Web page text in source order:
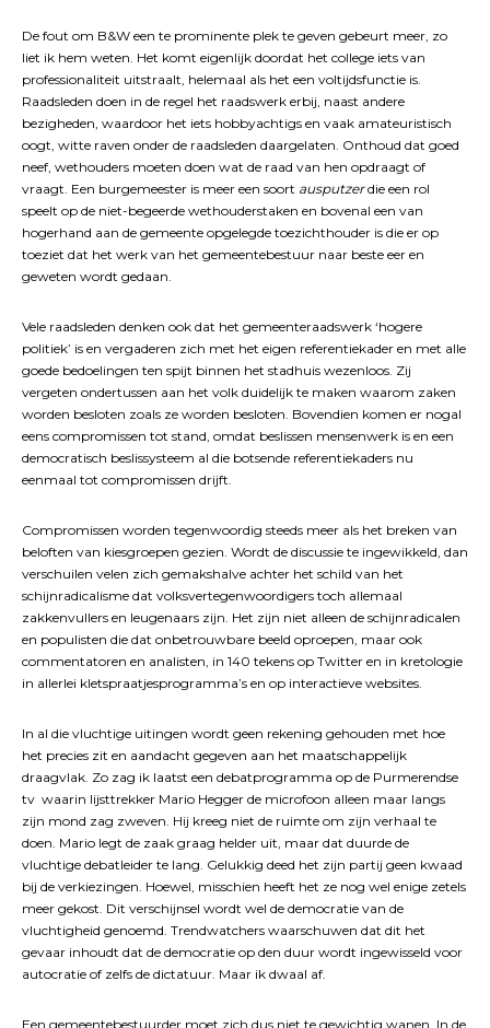
De fout om B&W een te prominente plek te geven gebeurt meer, zo
liet ik hem weten. Het komt eigenlijk doordat het college iets van
professionaliteit uitstraalt, helemaal als het een voltijdsfunctie is.
Raadsleden doen in de regel het raadswerk erbij, naast andere
bezigheden, waardoor het iets hobbyachtigs en vaak amateuristisch
oogt, witte raven onder de raadsleden daargelaten. Onthoud dat goed
neef, wethouders moeten doen wat de raad van hen opdraagt of
vraagt. Een burgemeester is meer een soort ausputzerdie een rol
speelt op de niet-begeerde wethouderstaken en bovenal een van
hogerhand aan de gemeente opgelegde toezichthouder is die er op
toeziet dat het werk van het gemeentebestuur naar beste eer en
geweten wordt gedaan.
Vele raadsleden denken ook dat het gemeenteraadswerk ‘hogere
politiek’ is en vergaderen zich met het eigen referentiekader en met alle
goede bedoelingen ten spijt binnen het stadhuis wezenloos. Zij
vergeten ondertussen aan het volk duidelijk te maken waarom zaken
worden besloten zoals ze worden besloten. Bovendien komen er nogal
eens compromissen tot stand, omdat beslissen mensenwerk is en een
democratisch beslissysteem al die botsende referentiekaders nu
eenmaal tot compromissen drijft.
Compromissen worden tegenwoordig steeds meer als het breken van
beloften van kiesgroepen gezien. Wordt de discussie te ingewikkeld, dan
verschuilen velen zich gemakshalve achter het schild van het
schijnradicalisme dat volksvertegenwoordigers toch allemaal
zakkenvullers en leugenaars zijn. Het zijn niet alleen de schijnradicalen
en populisten die dat onbetrouwbare beeld oproepen, maar ook
commentatoren en analisten, in 140 tekens op Twitter en in kretologie
in allerlei kletspraatjesprogramma’s en op interactieve websites.
In al die vluchtige uitingen wordt geen rekening gehouden met hoe
het precies zit en aandacht gegeven aan het maatschappelijk
draagvlak. Zo zag ik laatst een debatprogramma op de Purmerendse
tv waarin lijsttrekker Mario Hegger de microfoon alleen maar langs
zijn mond zag zweven. Hij kreeg niet de ruimte om zijn verhaal te
doen. Mario legt de zaak graag helder uit, maar dat duurde de
vluchtige debatleider te lang. Gelukkig deed het zijn partij geen kwaad
bij de verkiezingen. Hoewel, misschien heeft het ze nog wel enige zetels
meer gekost. Dit verschijnsel wordt wel de democratie van de
vluchtigheid genoemd. Trendwatchers waarschuwen dat dit het
gevaar inhoudt dat de democratie op den duur wordt ingewisseld voor
autocratie of zelfs de dictatuur. Maar ik dwaal af.
Een gemeentebestuurder moet zich dus niet te gewichtig wanen. In de